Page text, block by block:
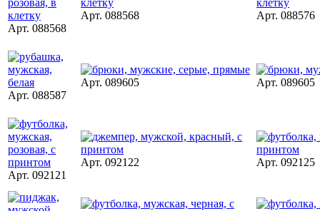
Арт. 088568
Арт. 088568 Арт. 088576
Арт. 088587
Арт. 089605 Арт. 089605
Арт. 092121
Арт. 092122 Арт. 092125